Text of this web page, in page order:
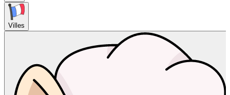
Villes